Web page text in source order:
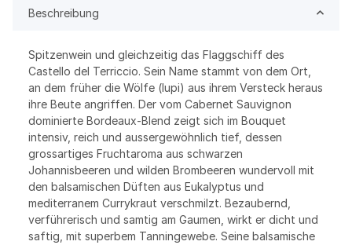
Beschreibung
Spitzenwein und gleichzeitig das Flaggschiff des
Castello del Terriccio. Sein Name stammt von dem Ort,
an dem früher die Wölfe (lupi) aus ihrem Versteck heraus
ihre Beute angriffen. Der vom Cabernet Sauvignon
dominierte Bordeaux-Blend zeigt sich im Bouquet
intensiv, reich und aussergewöhnlich tief, dessen
grossartiges Fruchtaroma aus schwarzen
Johannisbeeren und wilden Brombeeren wundervoll mit
den balsamischen Düften aus Eukalyptus und
mediterranem Currykraut verschmilzt. Bezaubernd,
verführerisch und samtig am Gaumen, wirkt er dicht und
saftig, mit superbem Tanningewebe. Seine balsamische